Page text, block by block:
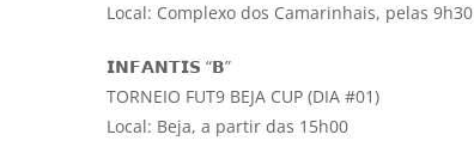
Local: Complexo dos Camarinhais, pelas 9h30
𝗜𝗡𝗙𝗔𝗡𝗧𝗜𝗦 “𝗕”
TORNEIO FUT9 BEJA CUP (DIA #01)
Local: Beja, a partir das 15h00